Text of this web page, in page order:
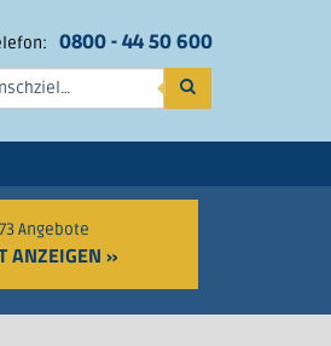
0800 - 44 50 600
Angebote
ANZEIGEN »